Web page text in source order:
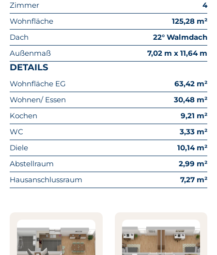
Zimmer
4
Wohnfläche
125,28 m²
Dach
22° Walmdach
Außenmaß
7,02 m x 11,64 m
DETAILS
Wohnfläche EG
63,42 m²
Wohnen/ Essen
30,48 m²
Kochen
9,21 m²
WC
3,33 m²
Diele
10,14 m²
Abstellraum
2,99 m²
Hausanschlussraum
7,27 m²